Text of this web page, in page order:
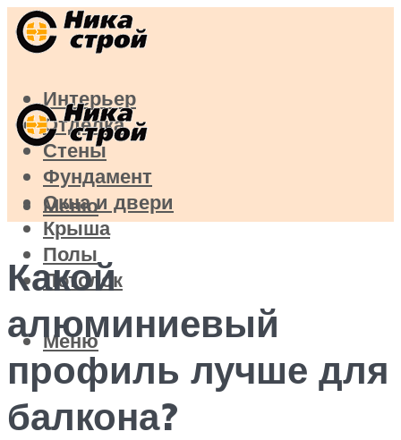
Интерьер
Отделка
Стены
Фундамент
Окна и двери
Крыша
Полы
Потолок
Меню
Меню
Какой
алюминиевый
профиль лучше для
балкона?